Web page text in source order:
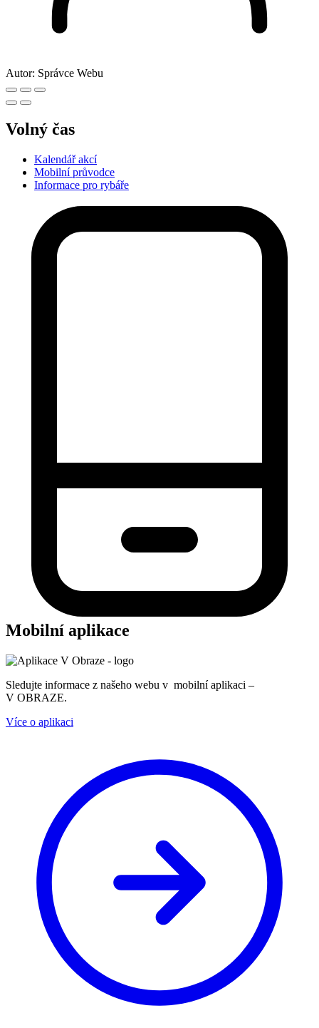
Autor: Správce Webu
Volný čas
Kalendář akcí
Mobilní průvodce
Informace pro rybáře
Mobilní aplikace
Sledujte informace z našeho webu v mobilní aplikaci –
V OBRAZE.
Více o aplikaci